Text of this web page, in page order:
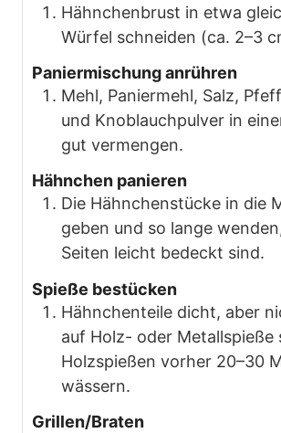
Hähnchenbrust in etwa
Würfel schneiden (ca. 2–3
Paniermischung anrühren
Mehl, Paniermehl, Salz,
und Knoblauchpulver in
gut vermengen.
Hähnchen panieren
Die Hähnchenstücke in die
geben und so lange
Seiten leicht bedeckt sind.
Spieße bestücken
Hähnchenteile dicht, aber
auf Holz- oder Metallspieße
Holzspießen vorher 20–30
wässern.
Grillen/Braten